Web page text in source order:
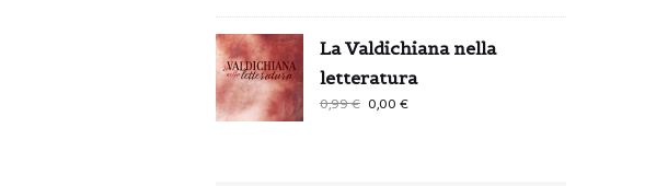
La Valdichiana nella
letteratura
0,99€ 0,00€